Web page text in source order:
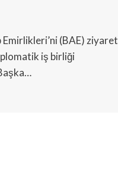
(BAE) ziyaret
iş birliği